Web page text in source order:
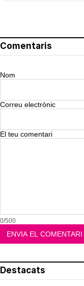
Comentaris
Nom
Correu electrònic
El teu comentari
0/500
Destacats